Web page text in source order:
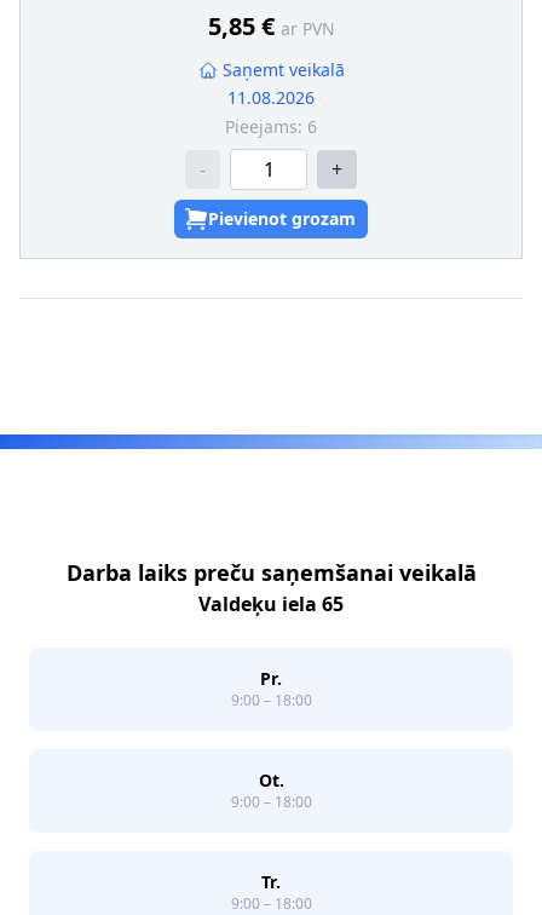
5,85 € ar PVN
Saņemt veikalā
11.08.2026
Pieejams: 6
- +
Pievienot grozam
Darba laiks preču saņemšanai veikalā
Valdeķu iela 65
Pr.
9:00 – 18:00
Ot.
9:00 – 18:00
Tr.
9:00 – 18:00